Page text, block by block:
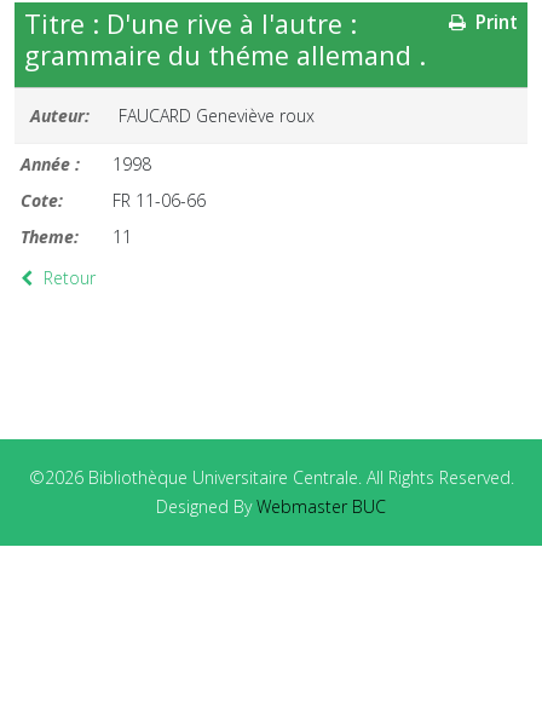
Print
Titre : D'une rive à l'autre :
grammaire du théme allemand .
Auteur: FAUCARD Geneviève roux
Année :
1998
Cote:
FR 11-06-66
Theme:
11
Retour
©2026 Bibliothèque Universitaire Centrale. All Rights Reserved.
Designed ByWebmaster BUC